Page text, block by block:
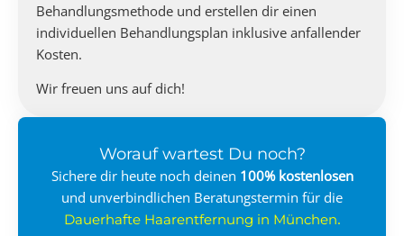
Behandlungsmethode und erstellen dir einen
individuellen Behandlungsplan inklusive anfallender
Kosten.
Wir freuen uns auf dich!
Worauf wartest Du noch?
Sichere dir heute noch deinen 100% kostenlosen
und unverbindlichen Beratungstermin für die
Dauerhafte Haarentfernung in München.